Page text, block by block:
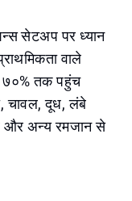
सेटअप पर ध्यान
वाले
७०% तक पहुंच
चावल, दूध, लंबे
और अन्य रमजान से